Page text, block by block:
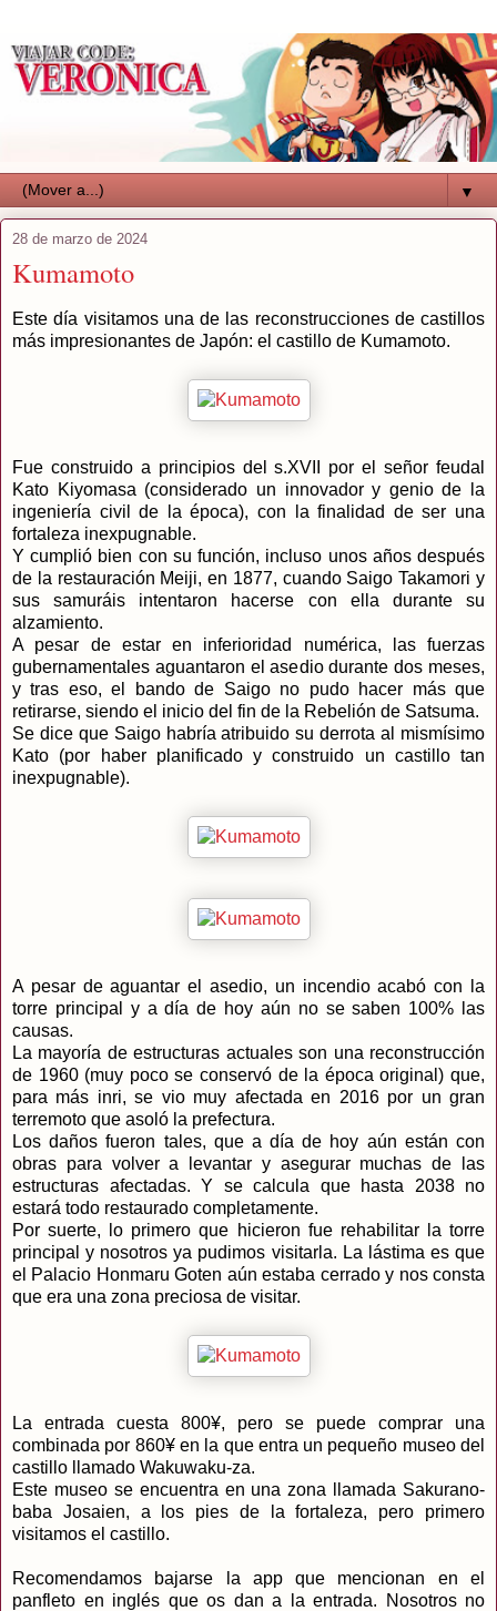
▼
28 de marzo de 2024
Kumamoto
Este día visitamos una de las reconstrucciones de castillos
más impresionantes de Japón: el castillo de Kumamoto.
Fue construido a principios del s.XVII por el señor feudal
Kato Kiyomasa (considerado un innovador y genio de la
ingeniería civil de la época), con la finalidad de ser una
fortaleza inexpugnable.
Y cumplió bien con su función, incluso unos años después
de la restauración Meiji, en 1877, cuando Saigo Takamori y
sus samuráis intentaron hacerse con ella durante su
alzamiento.
A pesar de estar en inferioridad numérica, las fuerzas
gubernamentales aguantaron el asedio durante dos meses,
y tras eso, el bando de Saigo no pudo hacer más que
retirarse, siendo el inicio del fin de la Rebelión de Satsuma.
Se dice que Saigo habría atribuido su derrota al mismísimo
Kato (por haber planificado y construido un castillo tan
inexpugnable).
A pesar de aguantar el asedio, un incendio acabó con la
torre principal y a día de hoy aún no se saben 100% las
causas.
La mayoría de estructuras actuales son una reconstrucción
de 1960 (muy poco se conservó de la época original) que,
para más inri, se vio muy afectada en 2016 por un gran
terremoto que asoló la prefectura.
Los daños fueron tales, que a día de hoy aún están con
obras para volver a levantar y asegurar muchas de las
estructuras afectadas. Y se calcula que hasta 2038 no
estará todo restaurado completamente.
Por suerte, lo primero que hicieron fue rehabilitar la torre
principal y nosotros ya pudimos visitarla. La lástima es que
el Palacio Honmaru Goten aún estaba cerrado y nos consta
que era una zona preciosa de visitar.
La entrada cuesta 800¥, pero se puede comprar una
combinada por 860¥ en la que entra un pequeño museo del
castillo llamado Wakuwaku-za.
Este museo se encuentra en una zona llamada Sakurano-
baba Josaien, a los pies de la fortaleza, pero primero
visitamos el castillo.
Recomendamos bajarse la app que mencionan en el
panfleto en inglés que os dan a la entrada. Nosotros no